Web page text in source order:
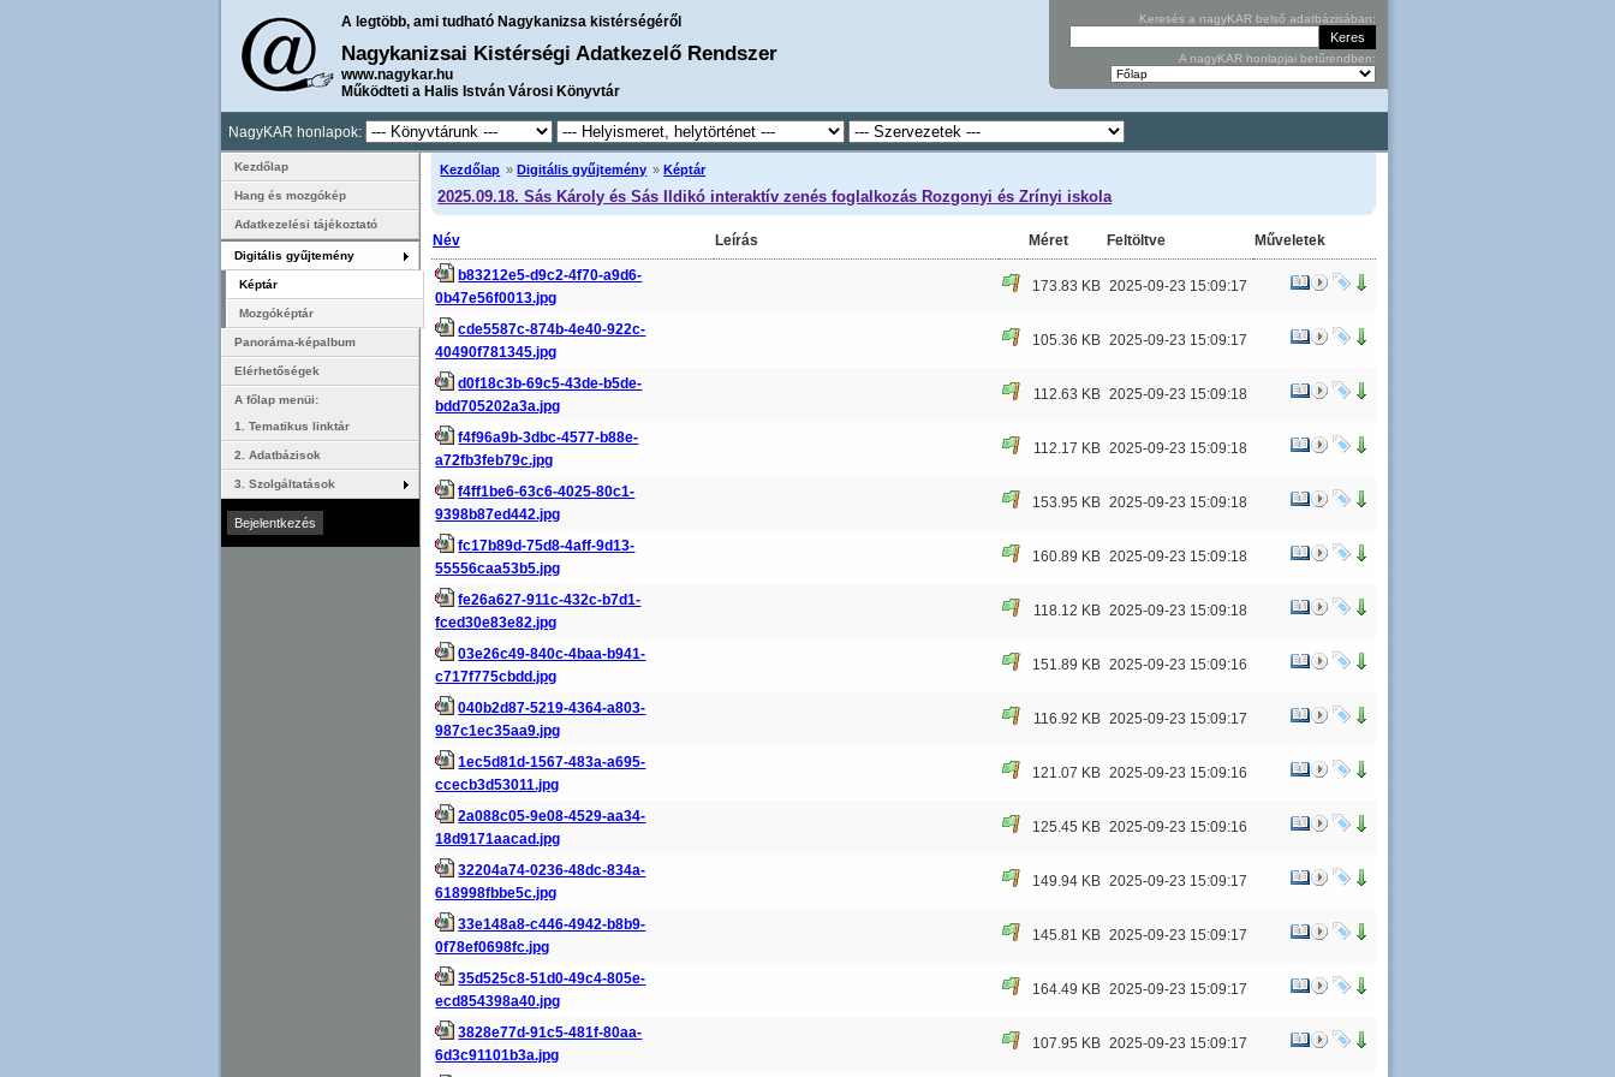
A legtöbb, ami tudható Nagykanizsa kistérségéről
Nagykanizsai Kistérségi Adatkezelő Rendszer
www.nagykar.hu
Működteti a Halis István Városi Könyvtár
Keresés a nagyKAR belső adatbázisában:
A nagyKAR honlapjai betűrendben:
NagyKAR honlapok:
Kezdőlap » Digitális gyűjtemény » Képtár
2025.09.18. Sás Károly és Sás Ildikó interaktív zenés foglalkozás Rozgonyi és Zrínyi iskola
Név Leírás Méret Feltöltve Műveletek
b83212e5-d9c2-4f70-a9d6-
0b47e56f0013.jpg
173.83 KB 2025-09-23 15:09:17
cde5587c-874b-4e40-922c-
40490f781345.jpg
105.36 KB 2025-09-23 15:09:17
d0f18c3b-69c5-43de-b5de-
bdd705202a3a.jpg
112.63 KB 2025-09-23 15:09:18
f4f96a9b-3dbc-4577-b88e-
a72fb3feb79c.jpg
112.17 KB 2025-09-23 15:09:18
f4ff1be6-63c6-4025-80c1-
9398b87ed442.jpg
153.95 KB 2025-09-23 15:09:18
fc17b89d-75d8-4aff-9d13-
55556caa53b5.jpg
160.89 KB 2025-09-23 15:09:18
fe26a627-911c-432c-b7d1-
fced30e83e82.jpg
118.12 KB 2025-09-23 15:09:18
03e26c49-840c-4baa-b941-
c717f775cbdd.jpg
151.89 KB 2025-09-23 15:09:16
040b2d87-5219-4364-a803-
987c1ec35aa9.jpg
116.92 KB 2025-09-23 15:09:17
1ec5d81d-1567-483a-a695-
ccecb3d53011.jpg
121.07 KB 2025-09-23 15:09:16
2a088c05-9e08-4529-aa34-
18d9171aacad.jpg
125.45 KB 2025-09-23 15:09:16
32204a74-0236-48dc-834a-
618998fbbe5c.jpg
149.94 KB 2025-09-23 15:09:17
33e148a8-c446-4942-b8b9-
0f78ef0698fc.jpg
145.81 KB 2025-09-23 15:09:17
35d525c8-51d0-49c4-805e-
ecd854398a40.jpg
164.49 KB 2025-09-23 15:09:17
3828e77d-91c5-481f-80aa-
6d3c91101b3a.jpg
107.95 KB 2025-09-23 15:09:17
Kezdőlap
Hang és mozgókép
Adatkezelési tájékoztató
Digitális gyűjtemény
Képtár
Mozgóképtár
Panoráma-képalbum
Elérhetőségek
A főlap menüi:
1. Tematikus linktár
2. Adatbázisok
3. Szolgáltatások